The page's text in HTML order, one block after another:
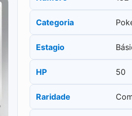
Categoria
Estagio
HP 50
Raridade